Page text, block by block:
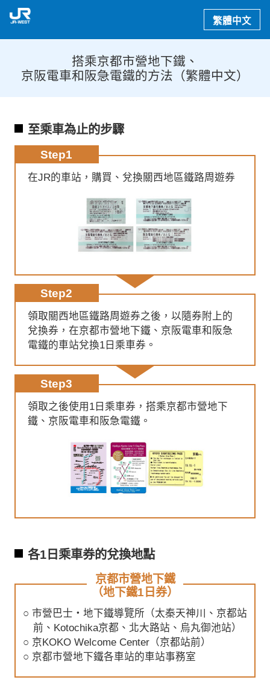
繁體中文
搭乘京都市營地下鐵、
京阪電車和阪急電鐵的方法（繁體中文）
至乘車為止的步驟
Step1
在JR的車站，購買、兌換關西地區鐵路周遊券
Step2
領取關西地區鐵路周遊券之後，以隨券附上的
兌換券，在京都市營地下鐵、京阪電車和阪急
電鐵的車站兌換1日乘車券。
Step3
領取之後使用1日乘車券，搭乘京都市營地下
鐵、京阪電車和阪急電鐵。
各1日乘車券的兌換地點
京都市營地下鐵
（地下鐵1日券）
○ 市營巴士・地下鐵導覽所（太秦天神川、京都站
前、Kotochika京都、北大路站、烏丸御池站）
○ 京KOKO Welcome Center（京都站前）
○ 京都市營地下鐵各車站的車站事務室